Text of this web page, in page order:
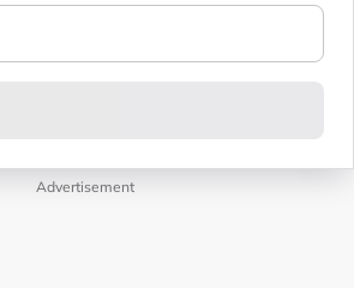
Advertisement